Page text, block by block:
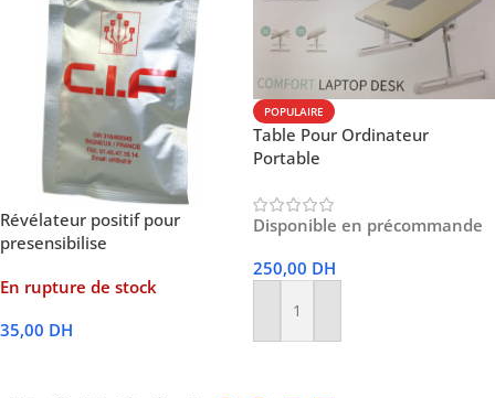
Révélateur positif pour
presensibilise
En rupture de stock
35,00 DH
POPULAIRE
Table Pour Ordinateur
Portable
Disponible en précommande
250,00 DH
Ajouter Au Panier